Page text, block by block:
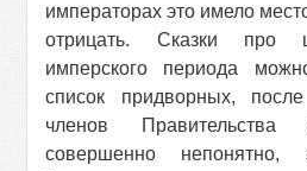
императорах это имело
отрицать. Сказки про
имперского периода
список придворных,
членов Правительства
совершенно непонятно,